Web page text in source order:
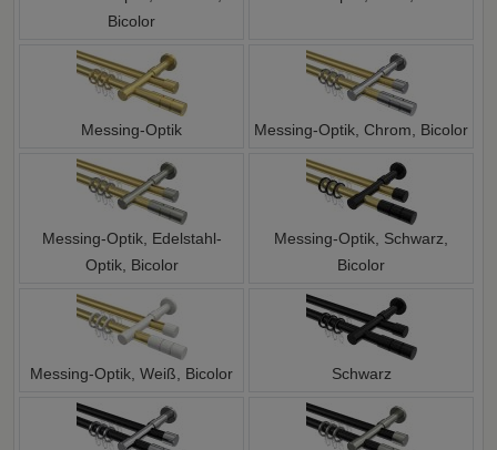
Bicolor
Messing-Optik Messing-Optik, Chrom, Bicolor
Messing-Optik, Edelstahl-
Optik, Bicolor
Messing-Optik, Schwarz,
Bicolor
Messing-Optik, Weiß, Bicolor Schwarz